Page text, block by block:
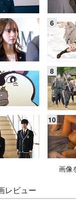
画像
レビュー